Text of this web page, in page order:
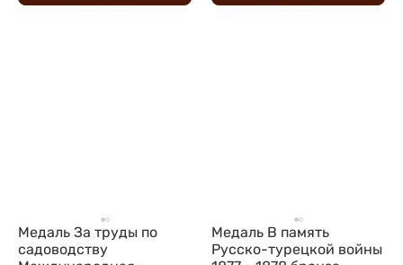
Медаль За труды по
садоводству
Медаль В память
Русско-турецкой войны